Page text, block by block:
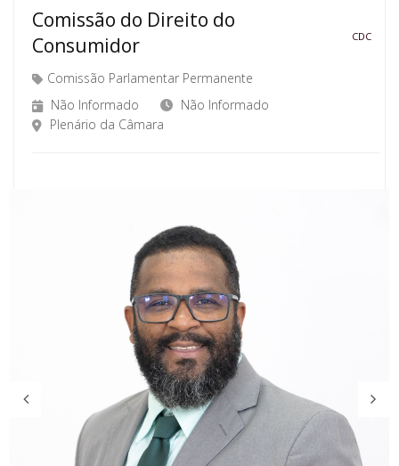
Comissão do Direito do
Consumidor
CDC
Comissão Parlamentar Permanente
Não Informado
Não Informado
Plenário da Câmara